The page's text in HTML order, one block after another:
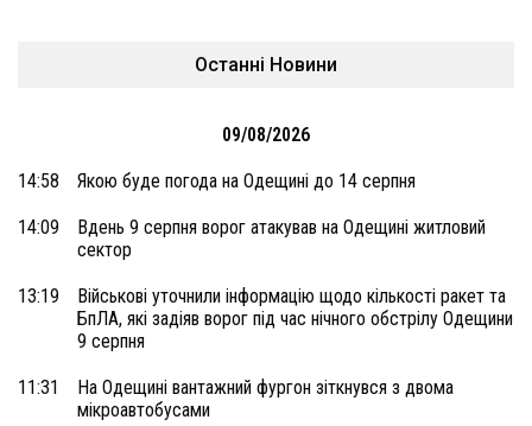
Останні Новини
09/08/2026
14:58 Якою буде погода на Одещині до 14 серпня
14:09
Вдень 9 серпня ворог атакував на Одещині житловий
сектор
13:19
Військові уточнили інформацію щодо кількості ракет та
БпЛА, які задіяв ворог під час нічного обстрілу Одещини
9 серпня
11:31
На Одещині вантажний фургон зіткнувся з двома
мікроавтобусами